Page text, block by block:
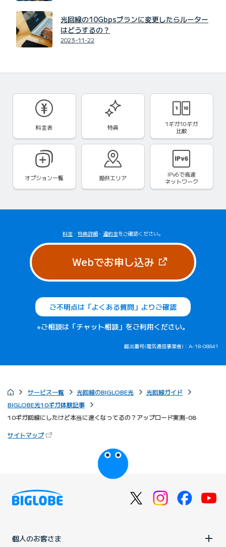
光回線の10Gbpsプランに変更したらルーター
はどうするの？
2023-11-22
料金表 特典
1ギガ10ギガ
比較
オプション一覧 提供エリア IPv6で高速
ネットワーク
料金 ・ 特典詳細 ・ 違約金をご確認ください。
Webでお申し込み（新しいタブ
ご不明点は「よくある質問」よりご確認
※ご相談は「チャット相談」をご利用ください。
届出番号(電気通信事業者)：A-18-08841
サービス一覧 光回線のBIGLOBE光
光回線ガイド
BIGLOBE光10ギガ体験記事
10ギガ回線にしたけど本当に速くなってるの？アップロード実測-08
サイトマップ（新しいタブで開きます）
個人のお客さま